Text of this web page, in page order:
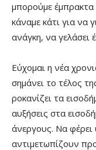
μπορούμε
κάναμε κάτι για να
ανάγκη, να γελάσει
Εύχομαι η νέα
σημάνει το τέλος
ροκανίζει τα
αυξήσεις στα
άνεργους. Να φέρει
αντιμετωπίζουν